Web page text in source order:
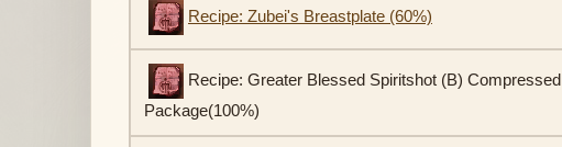
Recipe: Zubei's Breastplate (60%)
Recipe: Greater Blessed Spiritshot (B) Compressed
Package(100%)